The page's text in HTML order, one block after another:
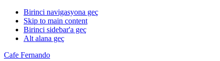
Birinci navigasyona geç
Skip to main content
Birinci sidebar'a geç
Alt alana geç
Cafe Fernando